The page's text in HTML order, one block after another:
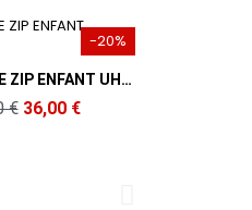
rapide
-20%
SWEAT 1/4 DE ZIP ENFANT UHLSPORT
€ 36,00 €